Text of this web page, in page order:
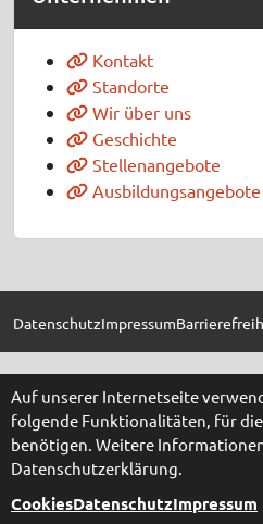
Kontakt
Standorte
Wir über uns
Geschichte
Stellenangebote
Ausbildungsangebote
DatenschutzImpressum
Auf unserer Internetseite
folgende Funktionalitäten, für
benötigen. Weitere
Datenschutzerklärung.
CookiesDatenschutzImpressum